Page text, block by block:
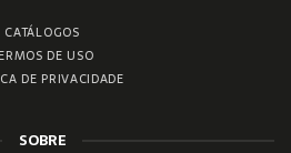
CATÁLOGOS
DE USO
DE PRIVACIDADE
SOBRE